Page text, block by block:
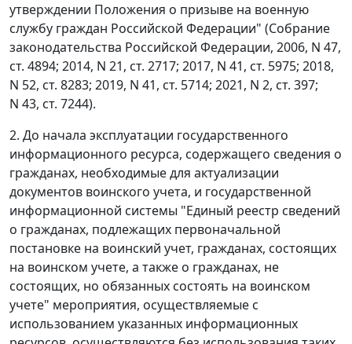
утверждении Положения о призыве на военную
службу граждан Российской Федерации" (Собрание
законодательства Российской Федерации, 2006, N 47,
ст. 4894; 2014, N 21, ст. 2717; 2017, N 41, ст. 5975; 2018,
N 52, ст. 8283; 2019, N 41, ст. 5714; 2021, N 2, ст. 397;
N 43, ст. 7244).
2. До начала эксплуатации государственного
информационного ресурса, содержащего сведения о
гражданах, необходимые для актуализации
документов воинского учета, и государственной
информационной системы "Единый реестр сведений
о гражданах, подлежащих первоначальной
постановке на воинский учет, гражданах, состоящих
на воинском учете, а также о гражданах, не
состоящих, но обязанных состоять на воинском
учете" мероприятия, осуществляемые с
использованием указанных информационных